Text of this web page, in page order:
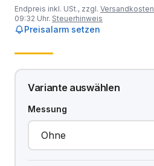
Endpreis inkl. USt., zzgl. Versandkosten
09:32 Uhr. Steuerhinweis
Preisalarm setzen
Variante auswählen
Messung